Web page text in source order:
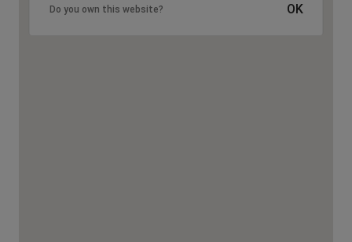
Do you own this website? OK